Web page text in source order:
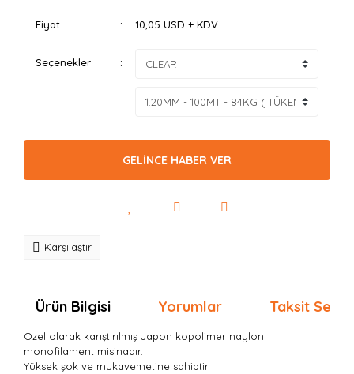
Fiyat 10,05 USD + KDV
Seçenekler
GELİNCE HABER VER
Karşılaştır
Ürün Bilgisi Yorumlar Taksit
Özel olarak karıştırılmış Japon kopolimer naylon
monofilament misinadır.
Yüksek şok ve mukavemetine sahiptir.